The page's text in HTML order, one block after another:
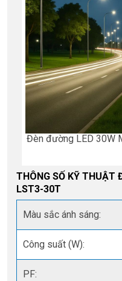
Đèn đường LED 30W
THÔNG SỐ KỸ THUẬT
LST3-30T
Màu sắc ánh sáng:
Công suất (W):
PF: